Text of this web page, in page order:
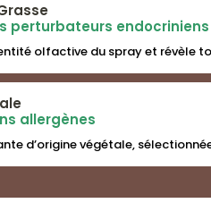
perturbateurs endocriniens
olfactive du spray et révèle
allergènes
d’origine végétale,